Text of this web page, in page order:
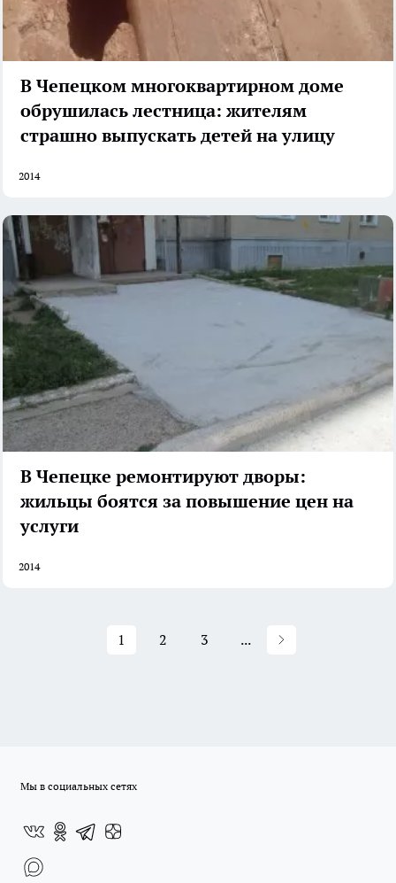
В Чепецком многоквартирном доме
обрушилась лестница: жителям
страшно выпускать детей на улицу
2014
В Чепецке ремонтируют дворы:
жильцы боятся за повышение цен на
услуги
2014
1 2 3 ...
Мы в социальных сетях